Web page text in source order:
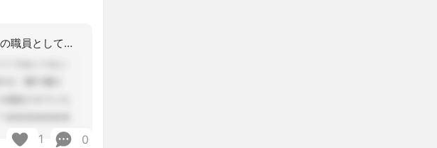
おつかれさまです。企業が利益追求していく中で、そこの職員としては、責任、営業要員
1 0